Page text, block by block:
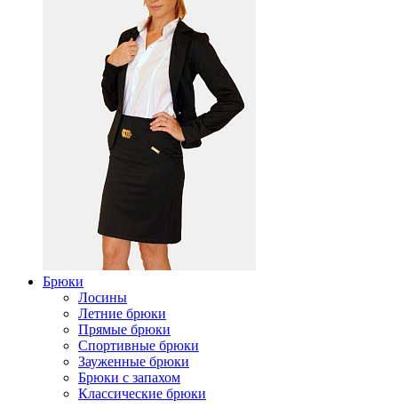
Брюки
Лосины
Летние брюки
Прямые брюки
Спортивные брюки
Зауженные брюки
Брюки с запахом
Классические брюки